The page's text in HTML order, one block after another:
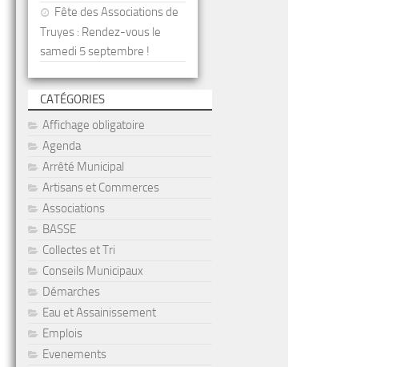
Fête des Associations de
Truyes : Rendez-vous le
samedi 5 septembre !
CATÉGORIES
Affichage obligatoire
Agenda
Arrêté Municipal
Artisans et Commerces
Associations
BASSE
Collectes et Tri
Conseils Municipaux
Démarches
Eau et Assainissement
Emplois
Evenements